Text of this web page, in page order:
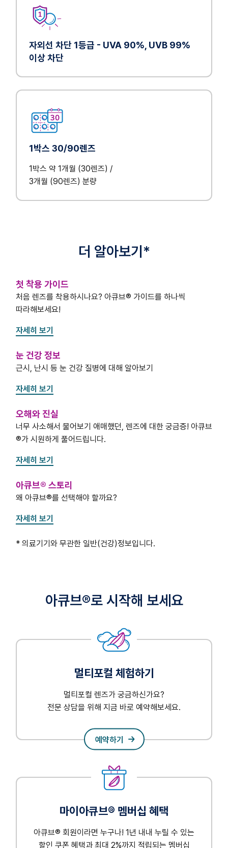
자외선 차단 1등급 - UVA 90%, UVB 99%
이상 차단
1박스 30/90렌즈
1박스 약 1개월 (30렌즈) /
3개월 (90렌즈) 분량
더 알아보기*
첫 착용 가이드
처음 렌즈를 착용하시나요? 아큐브® 가이드를 하나씩
따라해보세요!
자세히 보기
눈 건강 정보
근시, 난시 등 눈 건강 질병에 대해 알아보기
자세히 보기
오해와 진실
너무 사소해서 물어보기 애매했던, 렌즈에 대한 궁금증! 아큐브
®가 시원하게 풀어드립니다.
자세히 보기
아큐브® 스토리
왜 아큐브®를 선택해야 할까요?
자세히 보기
* 의료기기와 무관한 일반(건강)정보입니다.
아큐브®로 시작해 보세요
멀티포컬 체험하기
멀티포컬 렌즈가 궁금하신가요?
전문 상담을 위해 지금 바로 예약해보세요.
예약하기
마이아큐브® 멤버십 혜택
아큐브® 회원이라면 누구나! 1년 내내 누릴 수 있는
할인 쿠폰 혜택과 최대 2%까지 적립되는 멤버십